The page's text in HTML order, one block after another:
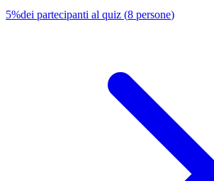
5%dei partecipanti al quiz (8 persone)